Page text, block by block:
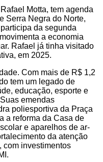
Motta, tem agenda
Serra Negra do Norte,
da segunda
a economia
Rafael já tinha visitado
em 2025.
Com mais de R$ 1,2
tem um legado de
educação, esporte e
emendas
poliesportiva da Praça
a reforma da Casa de
e aparelhos de ar-
da atenção
com investimentos